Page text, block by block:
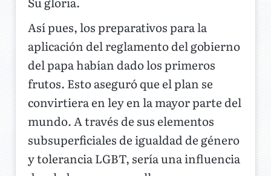
Así pues, los preparativos para la
aplicación del reglamento del gobierno
del papa habían dado los primeros
frutos. Esto aseguró que el plan se
convirtiera en ley en la mayor parte del
mundo. A través de sus elementos
subsuperficiales de igualdad de género
y tolerancia LGBT, sería una influencia